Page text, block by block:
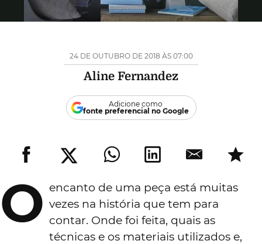
24 DE OUTUBRO DE 2018 ÀS 07:00
Aline Fernandez
Adicione como
fonte preferencial no Google
O encanto de uma peça está muitas
vezes na história que tem para
contar. Onde foi feita, quais as
técnicas e os materiais utilizados e,